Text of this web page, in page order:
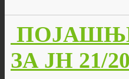
ЗА ЈН 21/